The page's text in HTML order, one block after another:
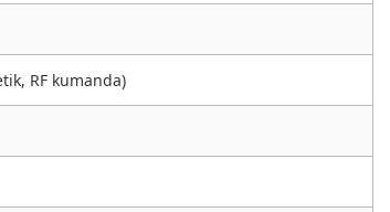
RF kumanda)